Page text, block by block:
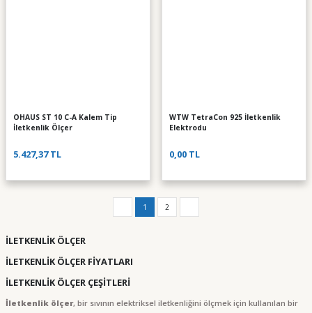
OHAUS ST 10 C-A Kalem Tip
İletkenlik Ölçer
5.427,37 TL
WTW TetraCon 925 İletkenlik
Elektrodu
0,00 TL
1 2
İLETKENLİK ÖLÇER
İLETKENLİK ÖLÇER FİYATLARI
İLETKENLİK ÖLÇER ÇEŞİTLERİ
İletkenlik ölçer, bir sıvının elektriksel iletkenliğini ölçmek için kullanılan bir